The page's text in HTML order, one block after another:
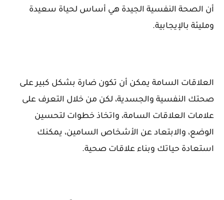
أن الصحة النفسية الجيدة هي أساس لحياة سعيدة
ومليئة بالإيجابية.
العلاقات السامة يمكن أن تكون ضارة بشكل كبير على
صحتك النفسية والجسدية، لكن من خلال التعرف على
علامات العلاقات السامة، واتخاذ خطوات لتحسين
الوضع، والابتعاد عن الأشخاص السامين، يمكنك
استعادة حياتك وبناء علاقات صحية.